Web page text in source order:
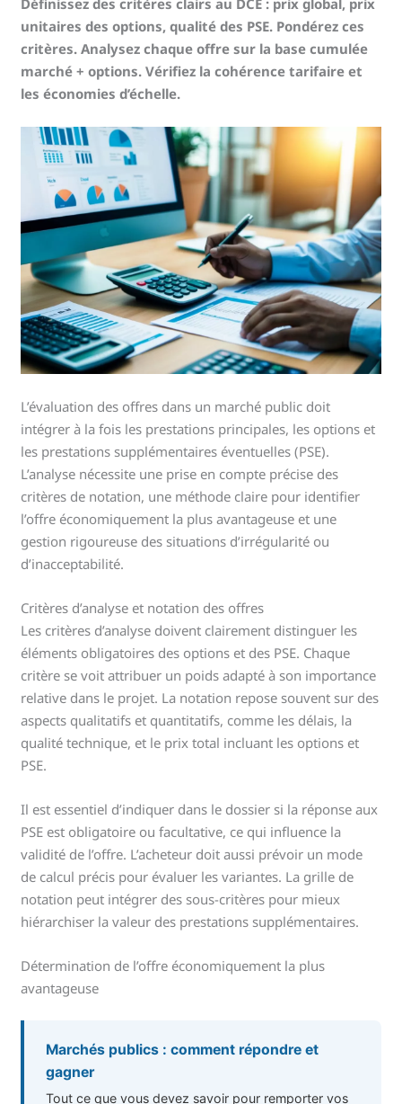
unitaires des options, qualité des PSE. Pondérez ces
critères. Analysez chaque offre sur la base cumulée
marché + options. Vérifiez la cohérence tarifaire et
les économies d’échelle.
L’évaluation des offres dans un marché public doit
intégrer à la fois les prestations principales, les options et
les prestations supplémentaires éventuelles (PSE).
L’analyse nécessite une prise en compte précise des
critères de notation, une méthode claire pour identifier
l’offre économiquement la plus avantageuse et une
gestion rigoureuse des situations d’irrégularité ou
d’inacceptabilité.
Critères d’analyse et notation des offres
Les critères d’analyse doivent clairement distinguer les
éléments obligatoires des options et des PSE. Chaque
critère se voit attribuer un poids adapté à son importance
relative dans le projet. La notation repose souvent sur des
aspects qualitatifs et quantitatifs, comme les délais, la
qualité technique, et le prix total incluant les options et
PSE.
Il est essentiel d’indiquer dans le dossier si la réponse aux
PSE est obligatoire ou facultative, ce qui influence la
validité de l’offre. L’acheteur doit aussi prévoir un mode
de calcul précis pour évaluer les variantes. La grille de
notation peut intégrer des sous-critères pour mieux
hiérarchiser la valeur des prestations supplémentaires.
Détermination de l’offre économiquement la plus
avantageuse
Marchés publics : comment répondre et
gagner
Tout ce que vous devez savoir pour remporter vos